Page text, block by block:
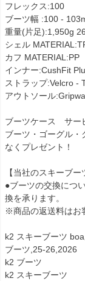
フレックス:100
ブーツ幅 :100 -
重量(片足):1,950g
シェル
カフ MATERIAL:PP
インナー:CushFit
ストラップ:Velcro -
アウトソール
ブーツケース サー
ブーツ・ゴーグル
なくプレゼント！
【当社のスキーブ
●ブーツの交換につ
換を承ります。
※商品の返送料はお
k2 スキーブーツ
ブーツ,25-26,2026
k2 ブーツ
k2 スキーブーツ